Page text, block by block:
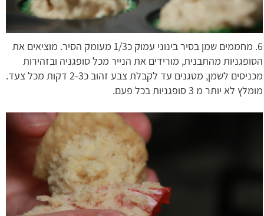
6. מחממים שמן בסיר בינוני עמוק כ1/3 מעומק הסיר. מוציאים את
הסופגניות מהתבנית, מורידים את הנייר מכל סופגניה ובזהירות
מכניסים לשמן, מטגנים עד לקבלת צבע זהוב כ2-3 דקות מכל צעד.
מומלץ לא יותר מ 3 סופגניות בכל פעם.